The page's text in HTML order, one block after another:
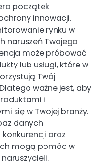
początek
innowacji.
rynku w
naruszeń Twojego
może próbować
lub usługi, które w
Twój
ważne jest, aby
i
się w Twojej branży.
danych
oraz
mogą pomóc w